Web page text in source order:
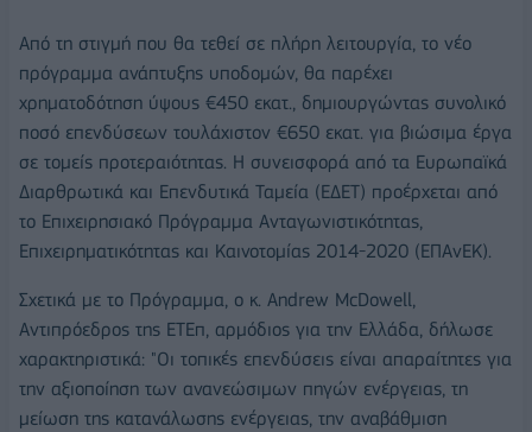
Από τη στιγμή που θα τεθεί σε πλήρη λειτουργία, το νέο
πρόγραμμα ανάπτυξης υποδομών, θα παρέχει
χρηματοδότηση ύψους €450 εκατ., δημιουργώντας συνολικό
ποσό επενδύσεων τουλάχιστον €650 εκατ. για βιώσιμα έργα
σε τομείς προτεραιότητας. Η συνεισφορά από τα Ευρωπαϊκά
Διαρθρωτικά και Επενδυτικά Ταμεία (ΕΔΕΤ) προέρχεται από
το Επιχειρησιακό Πρόγραμμα Ανταγωνιστικότητας,
Επιχειρηματικότητας και Καινοτομίας 2014-2020 (ΕΠΑνΕΚ).
Σχετικά με το Πρόγραμμα, ο κ. Andrew McDowell,
Αντιπρόεδρος της ΕΤΕπ, αρμόδιος για την Ελλάδα, δήλωσε
χαρακτηριστικά: "Οι τοπικές επενδύσεις είναι απαραίτητες για
την αξιοποίηση των ανανεώσιμων πηγών ενέργειας, τη
μείωση της κατανάλωσης ενέργειας, την αναβάθμιση